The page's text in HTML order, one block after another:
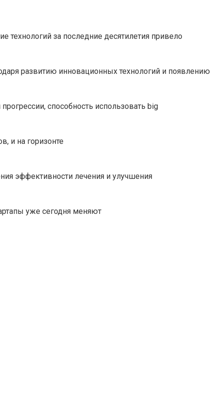
за последние десятилетия привело
развитию инновационных технологий и появлению
способность использовать big
и на горизонте
эффективности лечения и улучшения
уже сегодня меняют